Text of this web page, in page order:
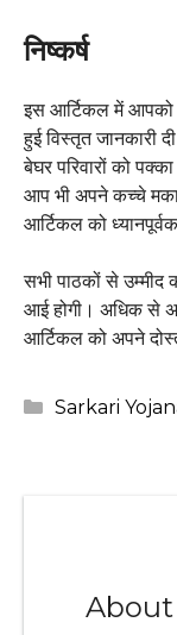
निष्कर्ष
इस आर्टिकल में
हुई विस्तृत जानकारी
बेघर परिवारों को
आप भी अपने कच्चे
आर्टिकल को
सभी पाठकों से उम्मीद
आई होगी। अधिक से
आर्टिकल को अपने
Categories
Sarkari
About